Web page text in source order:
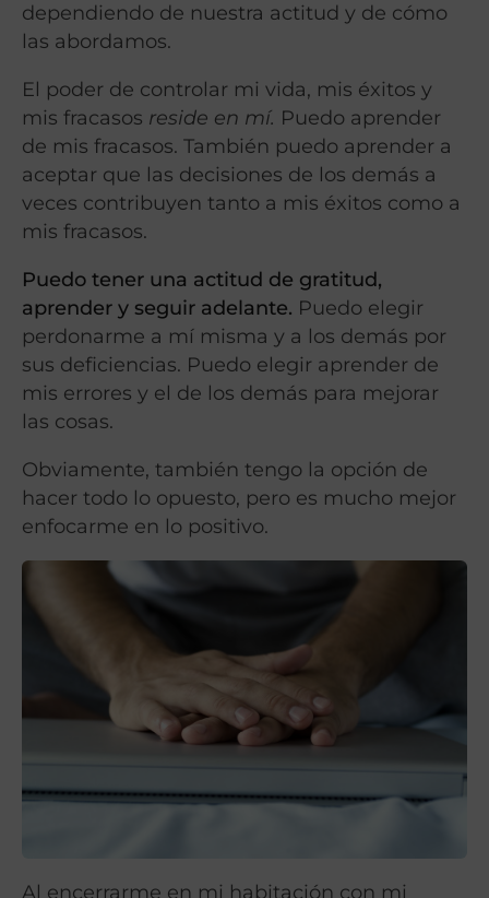
dependiendo de nuestra actitud y de cómo
las abordamos.
El poder de controlar mi vida, mis éxitos y
mis fracasos reside en mí. Puedo aprender
de mis fracasos. También puedo aprender a
aceptar que las decisiones de los demás a
veces contribuyen tanto a mis éxitos como a
mis fracasos.
Puedo tener una actitud de gratitud,
aprender y seguir adelante. Puedo elegir
perdonarme a mí misma y a los demás por
sus deficiencias. Puedo elegir aprender de
mis errores y el de los demás para mejorar
las cosas.
Obviamente, también tengo la opción de
hacer todo lo opuesto, pero es mucho mejor
enfocarme en lo positivo.
Al encerrarme en mi habitación con mi